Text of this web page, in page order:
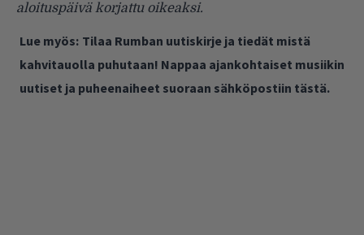
aloituspäivä korjattu oikeaksi.
Lue myös: Tilaa Rumban uutiskirje ja tiedät mistä
kahvitauolla puhutaan! Nappaa ajankohtaiset musiikin
uutiset ja puheenaiheet suoraan sähköpostiin tästä.